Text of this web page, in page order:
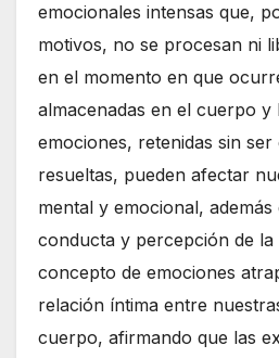
emocionales intensas que,
motivos, no se procesan ni
en el momento en que
almacenadas en el cuerpo y
emociones, retenidas sin ser
resueltas, pueden afectar
mental y emocional,
conducta y percepción de la
concepto de emociones
relación íntima entre
cuerpo, afirmando que las